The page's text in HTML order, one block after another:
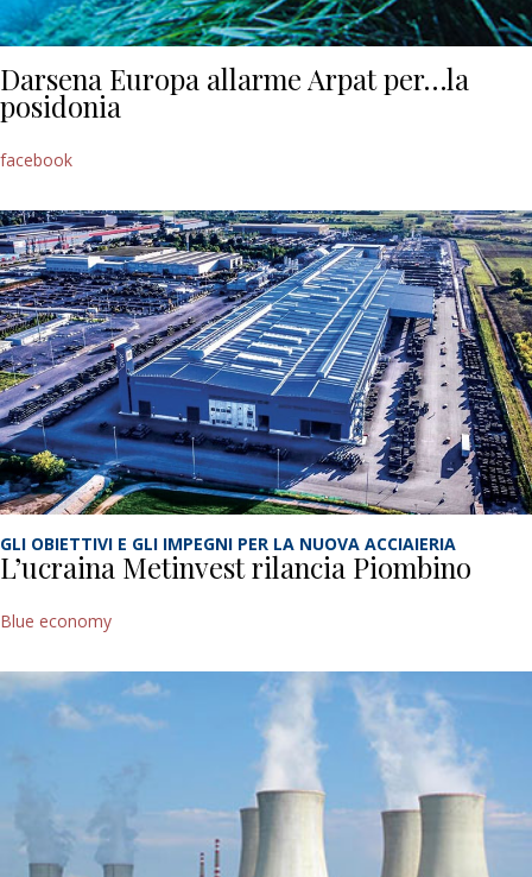
Darsena Europa allarme Arpat per…la
posidonia
facebook
GLI OBIETTIVI E GLI IMPEGNI PER LA NUOVA ACCIAIERIA
L’ucraina Metinvest rilancia Piombino
Blue economy